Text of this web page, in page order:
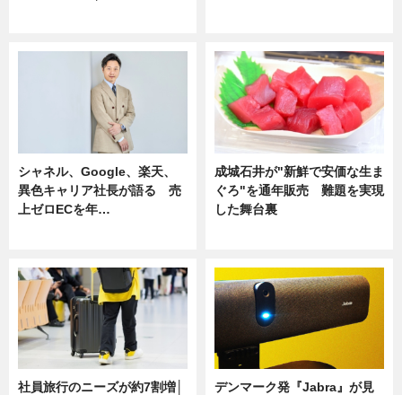
シャネル、Google、楽天、
異色キャリア社長が語る 売
上ゼロECを年…
成城石井が"新鮮で安価な生ま
ぐろ"を通年販売 難題を実現
した舞台裏
社員旅行のニーズが約7割増│
デンマーク発『Jabra』が見